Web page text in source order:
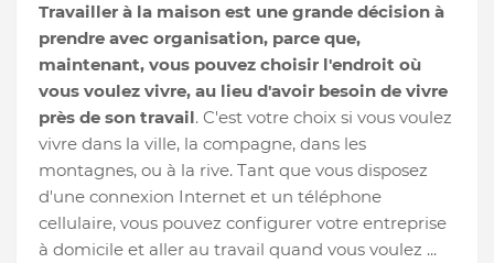
Travailler à la maison est une grande décision à
prendre avec organisation, parce que,
maintenant, vous pouvez choisir l'endroit où
vous voulez vivre, au lieu d'avoir besoin de vivre
près de son travail. C'est votre choix si vous voulez
vivre dans la ville, la compagne, dans les
montagnes, ou à la rive. Tant que vous disposez
d'une connexion Internet et un téléphone
cellulaire, vous pouvez configurer votre entreprise
à domicile et aller au travail quand vous voulez ...